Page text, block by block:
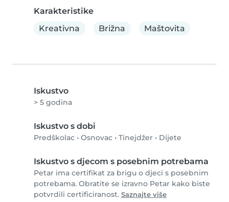
Karakteristike
Kreativna
Brižna Maštovita
Iskustvo
> 5 godina
Iskustvo s dobi
Predškolac • Osnovac • Tinejdžer • Dijete
Iskustvo s djecom s posebnim potrebama
Petar ima certifikat za brigu o djeci s posebnim
potrebama. Obratite se izravno Petar kako biste
potvrdili certificiranost. Saznajte više